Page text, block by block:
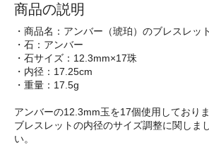
商品の説明
・商品名：アンバー（琥珀）のブレスレット
・石：アンバー
・石サイズ：12.3mm×17珠
・内径：17.25cm
・重量：17.5g
アンバーの12.3mm玉を17個使用しておりま
ブレスレットの内径のサイズ調整に関しま
い。